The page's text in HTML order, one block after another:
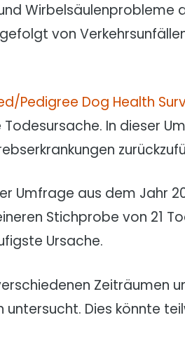
Wirbelsäulenprobleme
von
Pedigree Dog Health
In dieser
Umfrage aus dem Jahr
Stichprobe von 21
Ursache.
Zeiträumen
Dies könnte